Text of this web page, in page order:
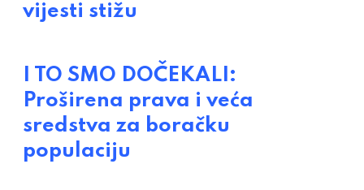
vijesti stižu
I TO SMO DOČEKALI:
Proširena prava i veća
sredstva za boračku
populaciju